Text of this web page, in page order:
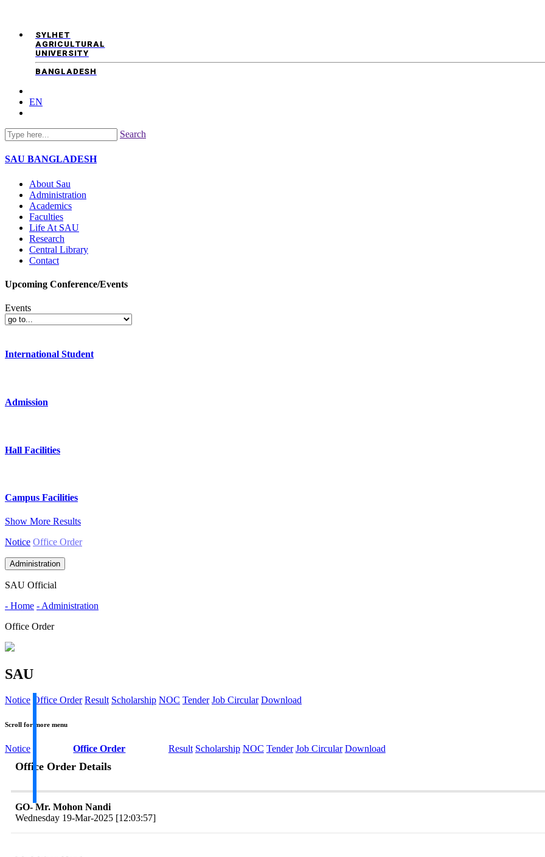
SYLHET
AGRICULTURAL
UNIVERSITY
BANGLADESH
EN
Search
SAU BANGLADESH
About Sau
Administration
Academics
Faculties
Life At SAU
Research
Central Library
Contact
Upcoming Conference/Events
Events
International Student
Admission
Hall Facilities
Campus Facilities
Show More Results
Notice Office Order
Administration
SAU Official
- Home - Administration
Office Order
SAU
Notice Office Order Result Scholarship NOC Tender Job Circular Download
Scroll for more menu
Notice Office Order Result Scholarship NOC Tender Job Circular Download
Office Order Details
GO- Mr. Mohon Nandi
Wednesday 19-Mar-2025 [12:03:57]